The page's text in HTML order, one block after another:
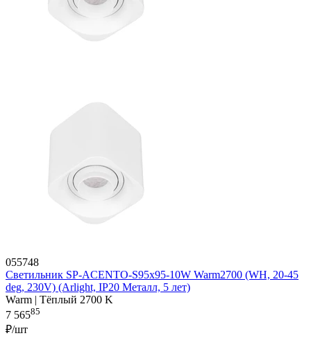
055748
Светильник SP-ACENTO-S95x95-10W Warm2700 (WH, 20-45
deg, 230V) (Arlight, IP20 Металл, 5 лет)
Warm | Тёплый 2700 K
7 56585
₽/шт